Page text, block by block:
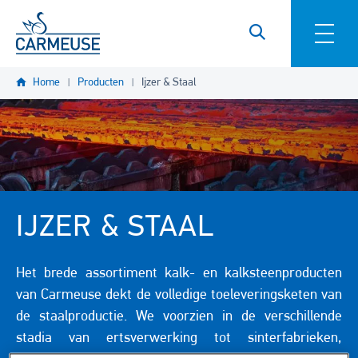
Overslaan en naar de inhoud gaan
Home Producten Ijzer & Staal
IJZER & STAAL
Het brede assortiment kalk- en kalksteenproducten
van Carmeuse dekt de volledige toeleveringsketen van
de staalproductie. We voorzien in de verschillende
stadia van ertsverwerking tot sinterfabrieken,